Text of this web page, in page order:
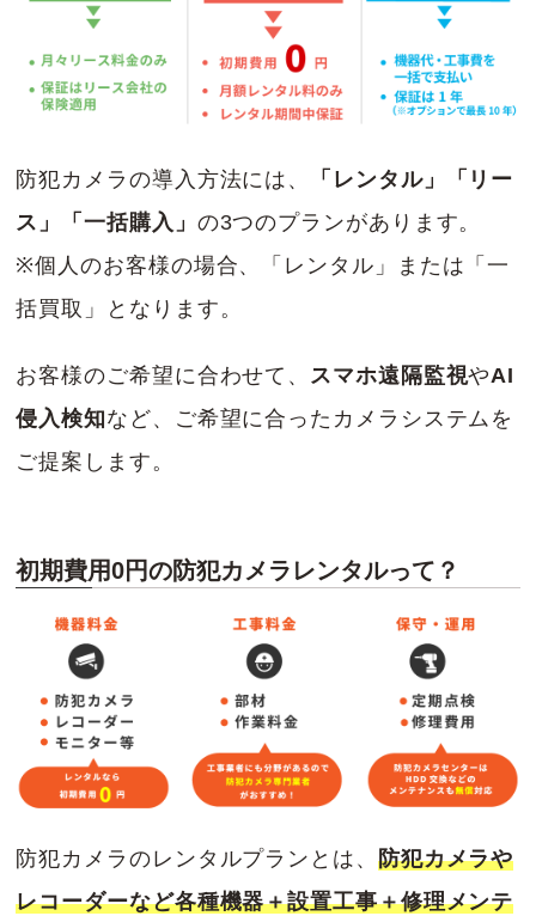
防犯カメラの導入方法には、
「レンタル」「リー
ス」「一括購入」 の3つのプランがあります。
※個人のお客様の場合、「レンタル」または「一
括買取」となります。
お客様のご希望に合わせて、 スマホ遠隔監視やAI
侵入検知など、ご希望に合ったカメラシステムを
ご提案します。
初期費用0円の防犯カメラレンタルって？
防犯カメラのレンタルプランとは、 防犯カメラや
レコーダーなど各種機器＋設置工事＋修理メンテ